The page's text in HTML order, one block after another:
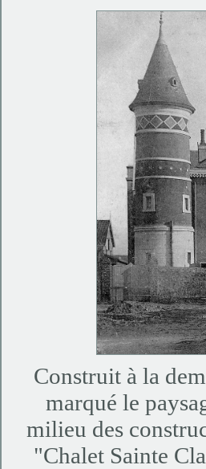
Construit à la
marqué le
milieu des
"Chalet Sainte